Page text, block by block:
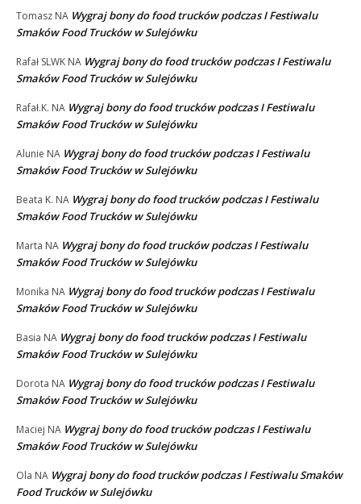
Tomasz NA Wygraj bony do food trucków podczas I Festiwalu
Smaków Food Trucków w Sulejówku
Rafał SLWK NA Wygraj bony do food trucków podczas I Festiwalu
Smaków Food Trucków w Sulejówku
Rafał.K. NA Wygraj bony do food trucków podczas I Festiwalu
Smaków Food Trucków w Sulejówku
Alunie NA Wygraj bony do food trucków podczas I Festiwalu
Smaków Food Trucków w Sulejówku
Beata K. NA Wygraj bony do food trucków podczas I Festiwalu
Smaków Food Trucków w Sulejówku
Marta NA Wygraj bony do food trucków podczas I Festiwalu
Smaków Food Trucków w Sulejówku
Monika NA Wygraj bony do food trucków podczas I Festiwalu
Smaków Food Trucków w Sulejówku
Basia NA Wygraj bony do food trucków podczas I Festiwalu
Smaków Food Trucków w Sulejówku
Dorota NA Wygraj bony do food trucków podczas I Festiwalu
Smaków Food Trucków w Sulejówku
Maciej NA Wygraj bony do food trucków podczas I Festiwalu
Smaków Food Trucków w Sulejówku
Ola NA Wygraj bony do food trucków podczas I Festiwalu Smaków
Food Trucków w Sulejówku